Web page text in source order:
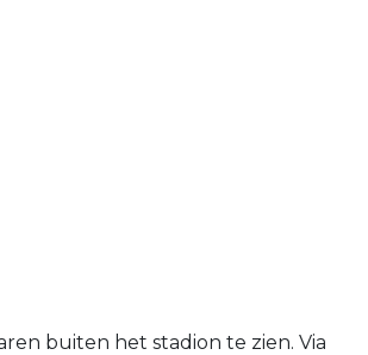
buiten het stadion te zien. Via